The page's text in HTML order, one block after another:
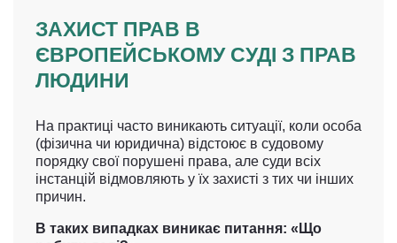
ЗАХИСТ ПРАВ В
ЄВРОПЕЙСЬКОМУ СУДІ З ПРАВ
ЛЮДИНИ
На практиці часто виникають ситуації, коли особа
(фізична чи юридична) відстоює в судовому
порядку свої порушені права, але суди всіх
інстанцій відмовляють у їх захисті з тих чи інших
причин.
В таких випадках виникає питання: «Що